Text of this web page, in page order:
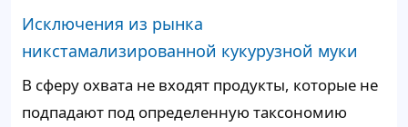
Исключения из рынка
никстамализированной кукурузной муки
В сферу охвата не входят продукты, которые не
подпадают под определенную таксономию